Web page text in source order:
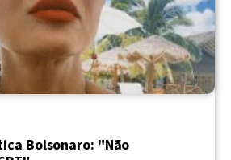
Bolsonaro: "Não